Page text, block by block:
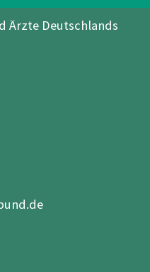
Ärzte Deutschlands